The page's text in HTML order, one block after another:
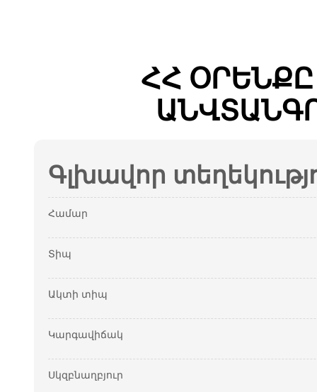
ՀՀ
Գլխավոր
Համար
Տիպ
Ակտի տիպ
Կարգավիճակ
Սկզբնաղբյուր